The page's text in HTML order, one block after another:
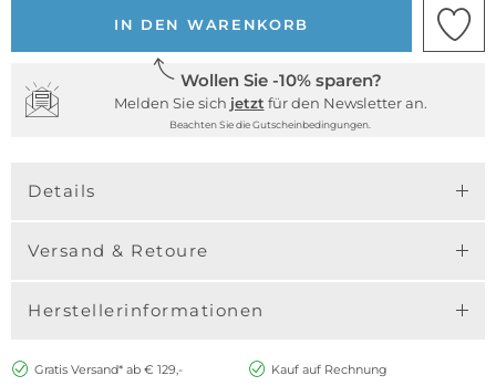
IN DEN WARENKORB
Wollen Sie -10% sparen?
Melden Sie sich jetzt für den Newsletter an.
Beachten Sie die Gutscheinbedingungen.
Details
Versand & Retoure
Herstellerinformationen
Gratis Versand* ab € 129,-
Kauf auf Rechnung